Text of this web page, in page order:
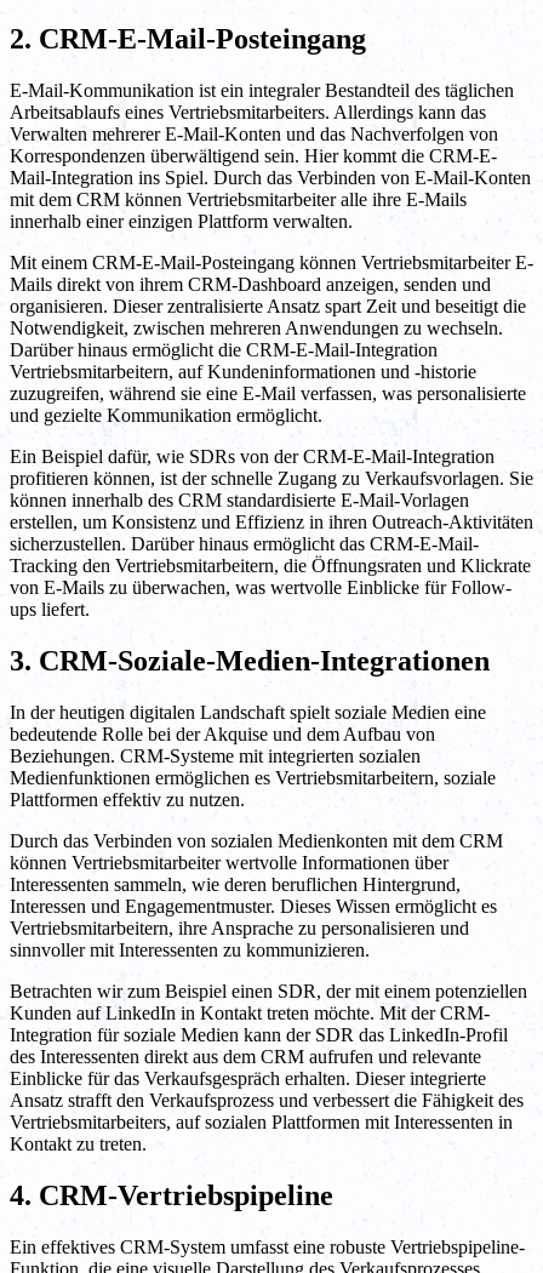
2. CRM-E-Mail-Posteingang
E-Mail-Kommunikation ist ein integraler Bestandteil des täglichen
Arbeitsablaufs eines Vertriebsmitarbeiters. Allerdings kann das
Verwalten mehrerer E-Mail-Konten und das Nachverfolgen von
Korrespondenzen überwältigend sein. Hier kommt die CRM-E-
Mail-Integration ins Spiel. Durch das Verbinden von E-Mail-Konten
mit dem CRM können Vertriebsmitarbeiter alle ihre E-Mails
innerhalb einer einzigen Plattform verwalten.
Mit einem CRM-E-Mail-Posteingang können Vertriebsmitarbeiter E-
Mails direkt von ihrem CRM-Dashboard anzeigen, senden und
organisieren. Dieser zentralisierte Ansatz spart Zeit und beseitigt die
Notwendigkeit, zwischen mehreren Anwendungen zu wechseln.
Darüber hinaus ermöglicht die CRM-E-Mail-Integration
Vertriebsmitarbeitern, auf Kundeninformationen und -historie
zuzugreifen, während sie eine E-Mail verfassen, was personalisierte
und gezielte Kommunikation ermöglicht.
Ein Beispiel dafür, wie SDRs von der CRM-E-Mail-Integration
profitieren können, ist der schnelle Zugang zu Verkaufsvorlagen. Sie
können innerhalb des CRM standardisierte E-Mail-Vorlagen
erstellen, um Konsistenz und Effizienz in ihren Outreach-Aktivitäten
sicherzustellen. Darüber hinaus ermöglicht das CRM-E-Mail-
Tracking den Vertriebsmitarbeitern, die Öffnungsraten und Klickrate
von E-Mails zu überwachen, was wertvolle Einblicke für Follow-
ups liefert.
3. CRM-Soziale-Medien-Integrationen
In der heutigen digitalen Landschaft spielt soziale Medien eine
bedeutende Rolle bei der Akquise und dem Aufbau von
Beziehungen. CRM-Systeme mit integrierten sozialen
Medienfunktionen ermöglichen es Vertriebsmitarbeitern, soziale
Plattformen effektiv zu nutzen.
Durch das Verbinden von sozialen Medienkonten mit dem CRM
können Vertriebsmitarbeiter wertvolle Informationen über
Interessenten sammeln, wie deren beruflichen Hintergrund,
Interessen und Engagementmuster. Dieses Wissen ermöglicht es
Vertriebsmitarbeitern, ihre Ansprache zu personalisieren und
sinnvoller mit Interessenten zu kommunizieren.
Betrachten wir zum Beispiel einen SDR, der mit einem potenziellen
Kunden auf LinkedIn in Kontakt treten möchte. Mit der CRM-
Integration für soziale Medien kann der SDR das LinkedIn-Profil
des Interessenten direkt aus dem CRM aufrufen und relevante
Einblicke für das Verkaufsgespräch erhalten. Dieser integrierte
Ansatz strafft den Verkaufsprozess und verbessert die Fähigkeit des
Vertriebsmitarbeiters, auf sozialen Plattformen mit Interessenten in
Kontakt zu treten.
4. CRM-Vertriebspipeline
Ein effektives CRM-System umfasst eine robuste Vertriebspipeline-
Funktion, die eine visuelle Darstellung des Verkaufsprozesses